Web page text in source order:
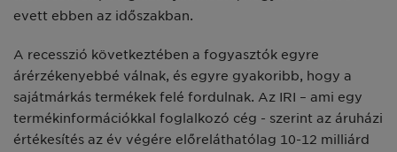
evett ebben az időszakban.
A recesszió következtében a fogyasztók egyre
árérzékenyebbé válnak, és egyre gyakoribb, hogy a
sajátmárkás termékek felé fordulnak. Az IRI – ami egy
termékinformációkkal foglalkozó cég - szerint az áruházi
értékesítés az év végére előreláthatólag 10-12 milliárd